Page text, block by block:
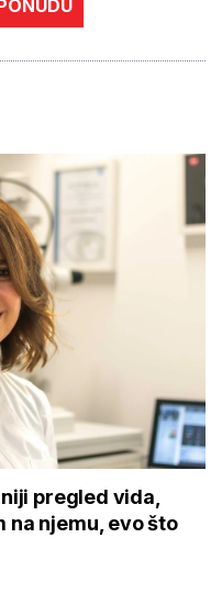
pregled vida,
na njemu, evo što